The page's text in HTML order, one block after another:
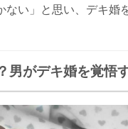
ない」と思い、デキ婚
男がデキ婚を覚悟